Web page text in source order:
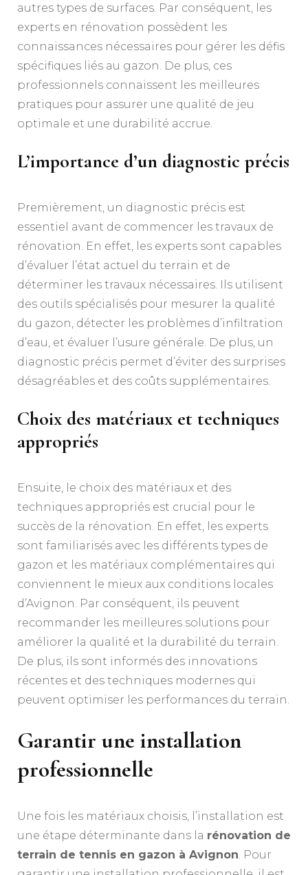
autres types de surfaces. Par conséquent, les
experts en rénovation possèdent les
connaissances nécessaires pour gérer les défis
spécifiques liés au gazon. De plus, ces
professionnels connaissent les meilleures
pratiques pour assurer une qualité de jeu
optimale et une durabilité accrue.
L’importance d’un diagnostic précis
Premièrement, un diagnostic précis est
essentiel avant de commencer les travaux de
rénovation. En effet, les experts sont capables
d’évaluer l’état actuel du terrain et de
déterminer les travaux nécessaires. Ils utilisent
des outils spécialisés pour mesurer la qualité
du gazon, détecter les problèmes d’infiltration
d’eau, et évaluer l’usure générale. De plus, un
diagnostic précis permet d’éviter des surprises
désagréables et des coûts supplémentaires.
Choix des matériaux et techniques
appropriés
Ensuite, le choix des matériaux et des
techniques appropriés est crucial pour le
succès de la rénovation. En effet, les experts
sont familiarisés avec les différents types de
gazon et les matériaux complémentaires qui
conviennent le mieux aux conditions locales
d’Avignon. Par conséquent, ils peuvent
recommander les meilleures solutions pour
améliorer la qualité et la durabilité du terrain.
De plus, ils sont informés des innovations
récentes et des techniques modernes qui
peuvent optimiser les performances du terrain.
Garantir une installation
professionnelle
Une fois les matériaux choisis, l’installation est
une étape déterminante dans la rénovation de
terrain de tennis en gazon à Avignon. Pour